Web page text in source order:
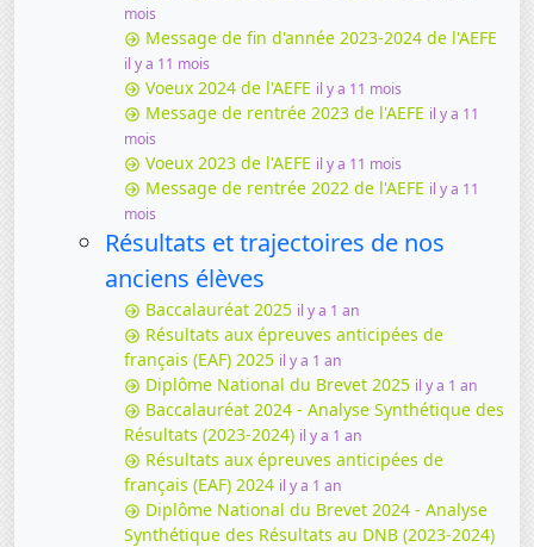
mois
Message de fin d'année 2023-2024 de l'AEFE
il y a 11 mois
Voeux 2024 de l'AEFE il y a 11 mois
Message de rentrée 2023 de l'AEFE il y a 11
mois
Voeux 2023 de l'AEFE il y a 11 mois
Message de rentrée 2022 de l'AEFE il y a 11
mois
Résultats et trajectoires de nos
anciens élèves
Baccalauréat 2025 il y a 1 an
Résultats aux épreuves anticipées de
français (EAF) 2025 il y a 1 an
Diplôme National du Brevet 2025 il y a 1 an
Baccalauréat 2024 - Analyse Synthétique des
Résultats (2023-2024) il y a 1 an
Résultats aux épreuves anticipées de
français (EAF) 2024 il y a 1 an
Diplôme National du Brevet 2024 - Analyse
Synthétique des Résultats au DNB (2023-2024)